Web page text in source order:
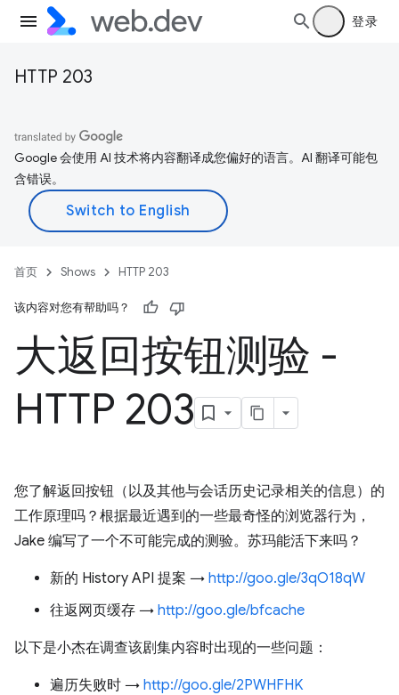
登录
HTTP 203
Google 会使用 AI 技术将内容翻译成您偏好的语言。AI 翻译可能包
含错误。
首页 Shows HTTP 203
该内容对您有帮助吗？
大返回按钮测验 -
HTTP 203
您了解返回按钮（以及其他与会话历史记录相关的信息）的
工作原理吗？根据最近遇到的一些最奇怪的浏览器行为，
Jake 编写了一个不可能完成的测验。苏玛能活下来吗？
新的 History API 提案 → http://goo.gle/3qO18qW
往返网页缓存 → http://goo.gle/bfcache
以下是小杰在调查该剧集内容时出现的一些问题：
遍历失败时 → http://goo.gle/2PWHFHK